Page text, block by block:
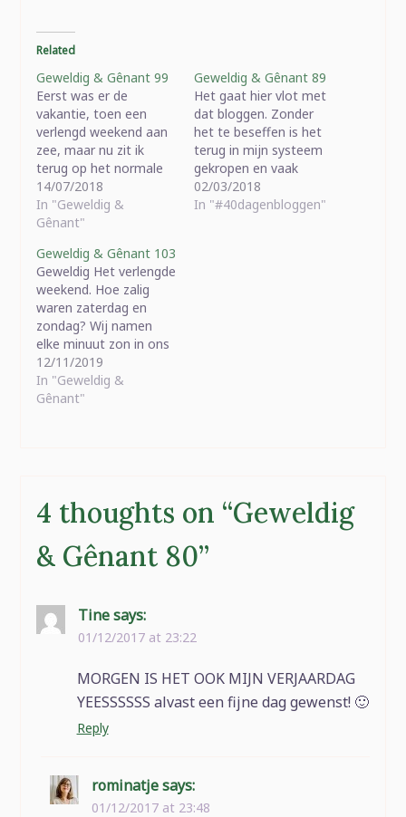
Related
Geweldig & Gênant 99
Eerst was er de
vakantie, toen een
verlengd weekend aan
zee, maar nu zit ik
terug op het normale
schema. Hopelijk houdt
het stand, maar mocht
het niet zo zijn: vergeef
Feesten en het is zo'n
schoon weer dat ik niet
anders kan dan met
volle…
14/07/2018
In "Geweldig &
Gênant"
Geweldig & Gênant 89
Het gaat hier vlot met
dat bloggen. Zonder
het te beseffen is het
terug in mijn systeem
gekropen en vaak
bedenk ik overdag al
"ah, vanavond kan ik
02/03/2018
In "#40dagenbloggen"
Geweldig & Gênant 103
Geweldig Het verlengde
weekend. Hoe zalig
waren zaterdag en
zondag? Wij namen
elke minuut zon in ons
opBillie die na twee
dagen niets opeens
terug kaka doet.
Billie in december.
Allemaal handgemaakt
of…
12/11/2019
In "Geweldig &
Gênant"
4 thoughts on “Geweldig
& Gênant 80”
Tine says:
01/12/2017 at 23:22
MORGEN IS HET OOK MIJN VERJAARDAG
YEESSSSSS alvast een fijne dag gewenst! 🙂
Reply
rominatje says:
01/12/2017 at 23:48